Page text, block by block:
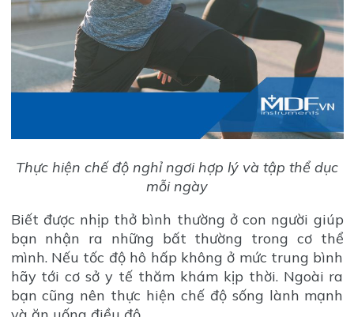
Thực hiện chế độ nghỉ ngơi hợp lý và tập thể dục
mỗi ngày
Biết được nhịp thở bình thường ở con người giúp
bạn nhận ra những bất thường trong cơ thể
mình. Nếu tốc độ hô hấp không ở mức trung bình
hãy tới cơ sở y tế thăm khám kịp thời. Ngoài ra
bạn cũng nên thực hiện chế độ sống lành mạnh